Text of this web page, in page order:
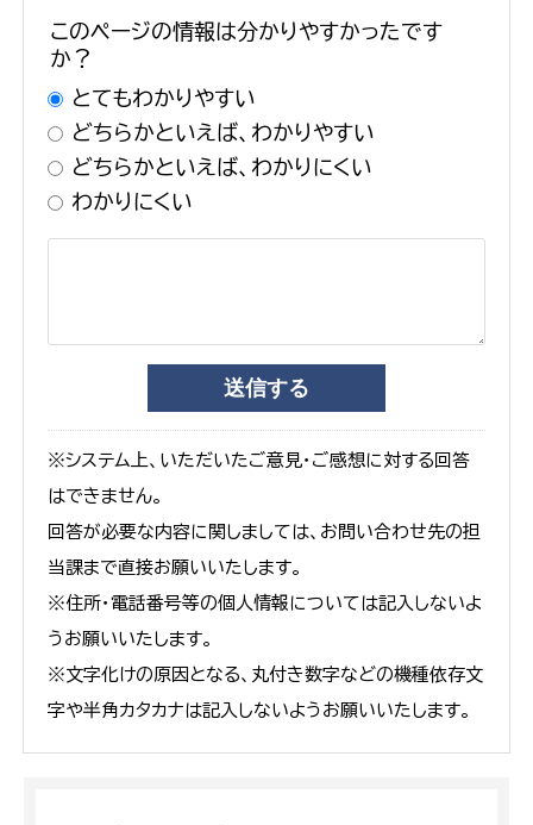
このページの情報は分かりやすかったです
か？
とてもわかりやすい
どちらかといえば、わかりやすい
どちらかといえば、わかりにくい
わかりにくい
※システム上、いただいたご意見・ご感想に対する回答
はできません。
回答が必要な内容に関しましては、お問い合わせ先の担
当課まで直接お願いいたします。
※住所・電話番号等の個人情報については記入しないよ
うお願いいたします。
※文字化けの原因となる、丸付き数字などの機種依存文
字や半角カタカナは記入しないようお願いいたします。